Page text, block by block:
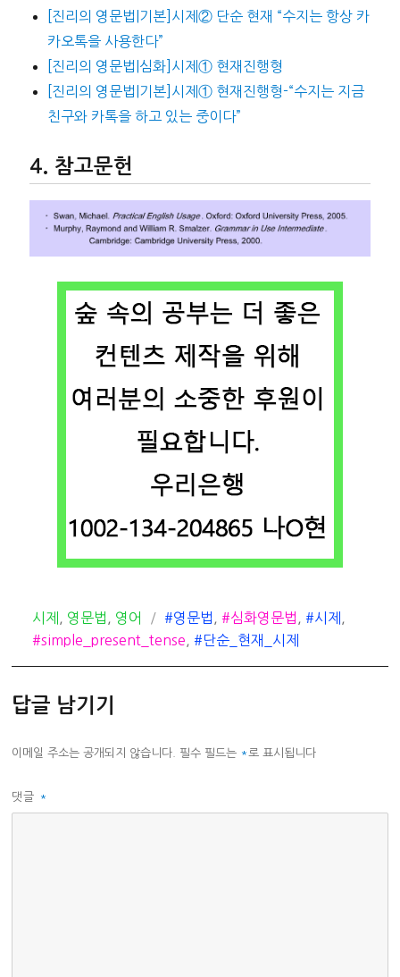
[진리의 영문법|기본]시제② 단순 현재 “수지는 항상 카
카오톡을 사용한다”
[진리의 영문법|심화]시제① 현재진행형
[진리의 영문법|기본]시제① 현재진행형-“수지는 지금
친구와 카톡을 하고 있는 중이다”
참고문헌
카
테
시제 영문법 영어
태
그
#영문법 #심화영문법 #시제
#simple_present_tense ,#단순_현재_시제
답글 남기기
이메일 주소는 공개되지 않습니다. 필수 필드는 *로 표시됩니다
댓글 *